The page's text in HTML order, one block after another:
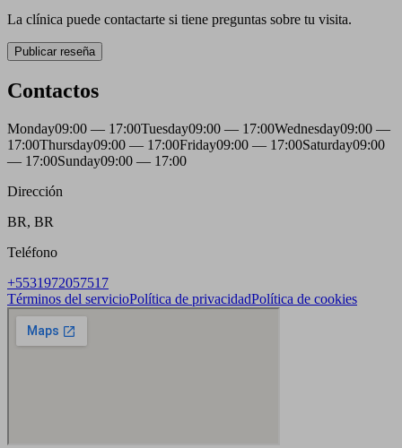
La clínica puede contactarte si tiene preguntas sobre tu visita.
Publicar reseña
Contactos
Monday09:00 — 17:00Tuesday09:00 — 17:00Wednesday09:00 —
17:00Thursday09:00 — 17:00Friday09:00 — 17:00Saturday09:00
— 17:00Sunday09:00 — 17:00
Dirección
BR, BR
Teléfono
+5531972057517
Términos del servicioPolítica de privacidadPolítica de cookies